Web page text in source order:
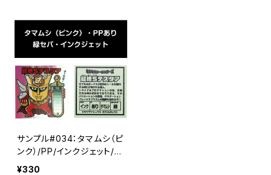
サンプル#034：タマムシ（ピ
ンク）/PP/インクジェット/緑
セパ
¥330